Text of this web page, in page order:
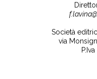
Società
via